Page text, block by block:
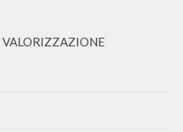
VALORIZZAZIONE